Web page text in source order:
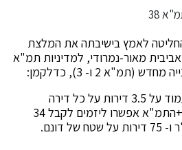
לאמץ בישיבתה את המלצת
מאור-נמרודי, למדיניות תמ"א
1. יחד הדירות שנהרסות יעמוד על 3.5 דירות על כל דירה
שנהרסת. עד היום התב"ע +התמ"א אפשרו ליזמים לקבל 34
דירות על שטח של 450 מ"ר ו- 75 דירות על שטח של דונם.